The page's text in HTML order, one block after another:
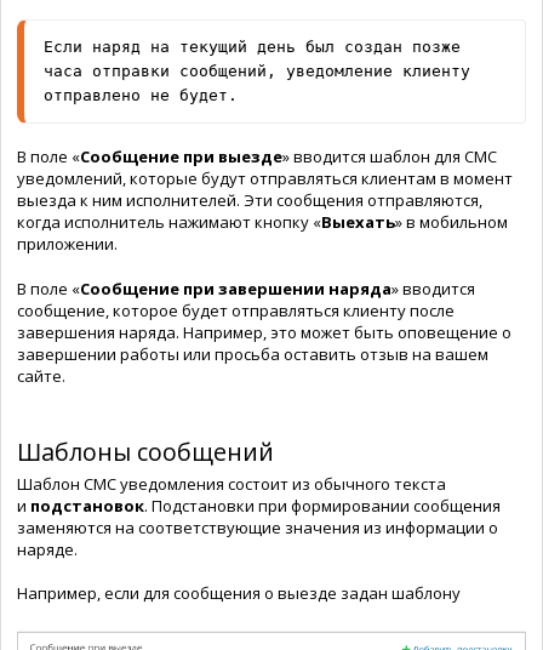
Если наряд на текущий день был создан позже
часа отправки сообщений, уведомление клиенту
отправлено не будет.
В поле «Сообщение при выезде» вводится шаблон для СМС
уведомлений, которые будут отправляться клиентам в момент
выезда к ним исполнителей. Эти сообщения отправляются,
когда исполнитель нажимают кнопку «Выехать» в мобильном
приложении.
В поле «Сообщение при завершении наряда» вводится
сообщение, которое будет отправляться клиенту после
завершения наряда. Например, это может быть оповещение о
завершении работы или просьба оставить отзыв на вашем
сайте.
Шаблоны сообщений
Шаблон СМС уведомления состоит из обычного текста
и подстановок. Подстановки при формировании сообщения
заменяются на соответствующие значения из информации о
наряде.
Например, если для сообщения о выезде задан шаблону